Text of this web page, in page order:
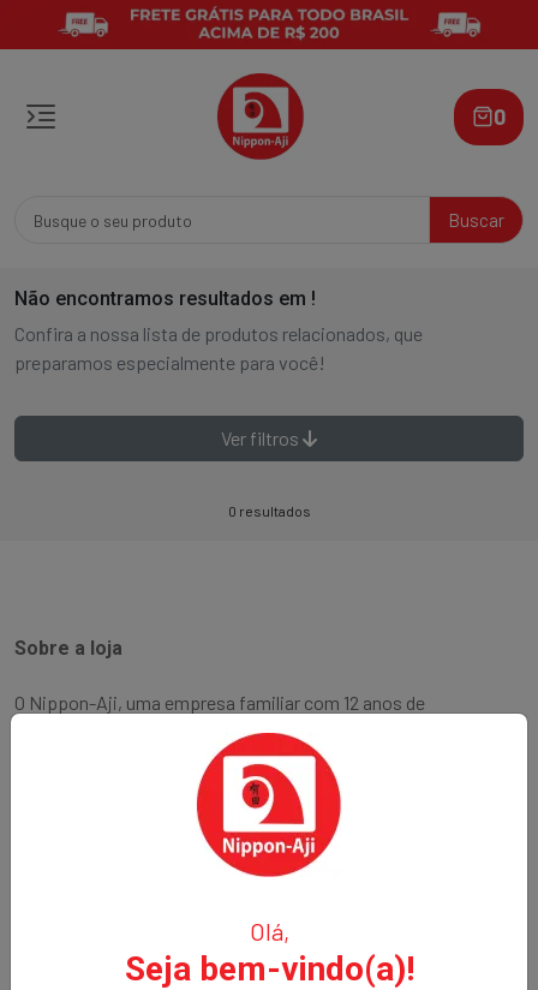
Olá,
Seja bem-vindo(a)!
Buscar
0
Não encontramos resultados em !
Confira a nossa lista de produtos relacionados, que
preparamos especialmente para você!
Ver filtros
0 resultados
Sobre a loja
O Nippon-Aji, uma empresa familiar com 12 anos de
experiência, é especializada em produtos orientais e naturais.
Fundada no bairro Bigorrilho em Curitiba, temos o
compromisso de oferecer aos nossos clientes qualidade,
preços justos e um atendimento excepcional. Descubra a
autenticidade e a tradição em cada produto!
Termos de Uso